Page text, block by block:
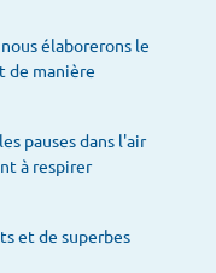
élaborerons le
de manière
pauses dans l'air
à respirer
et de superbes